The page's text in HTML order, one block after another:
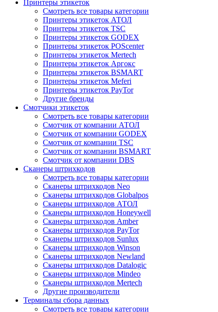
Принтеры этикеток
Смотреть все товары категории
Принтеры этикеток АТОЛ
Принтеры этикеток TSC
Принтеры этикеток GODEX
Принтеры этикеток POScenter
Принтеры этикеток Mertech
Принтеры этикеток Аргокс
Принтеры этикеток BSMART
Принтеры этикеток Meferi
Принтеры этикеток PayTor
Другие бренды
Смотчики этикеток
Смотреть все товары категории
Смотчик от компании АТОЛ
Смотчик от компании GODEX
Смотчик от компании TSC
Смотчик от компании BSMART
Смотчик от компании DBS
Сканеры штрихкодов
Смотреть все товары категории
Сканеры штрихкодов Neo
Сканеры штрихкодов Globalpos
Сканеры штрихкодов АТОЛ
Сканеры штрихкодов Honeywell
Сканеры штрихкодов Amber
Сканеры штрихкодов PayTor
Сканеры штрихкодов Sunlux
Сканеры штрихкодов Winson
Сканеры штрихкодов Newland
Сканеры штрихкодов Datalogic
Сканеры штрихкодов Mindeo
Сканеры штрихкодов Mertech
Другие производители
Терминалы сбора данных
Смотреть все товары категории